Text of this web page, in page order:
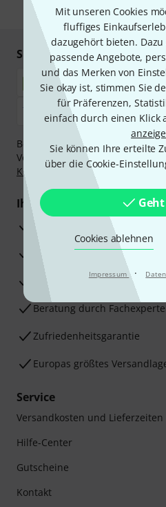
Mit unseren Cookies
fluffiges
dazugehört bieten.
passende Angebote,
und das Merken von
Sie okay ist, stimmen Sie
für Präferenzen,
einfach durch einen Klick
Sie können Ihre erteilte
über die Cookie-
Cookies ablehnen
Impressum ·
*
Sicher einkaufen &
Bezahlen Sie vertraulich und
Vorkasse, PayPal, Amazon Pay,
Klarna Ratenzahlungoder
Ihre Vorteile
3 Jahre Thomann Garantie
30 Tage Money-Back-Garantie
Reparaturservice
Beratung durch
Zufriedenheitsgarantie
Europas größtes
Service
Versandkosten und Lieferzeiten
Hilfe-Center
Gutscheine
Kontakt